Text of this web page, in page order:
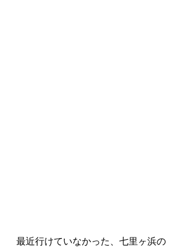
最近行けていなかった、七里ヶ浜の